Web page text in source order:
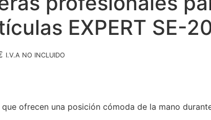
EXPERT SE-
I.V.A NO INCLUIDO
que ofrecen una posición cómoda de la mano